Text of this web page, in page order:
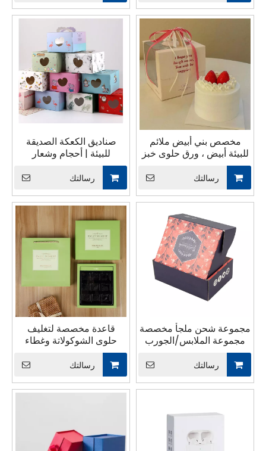
ورقة
صناديق الكعكة الصديقة
للبيئة | أحجام وشعار
مخصص | مورد تغليف الكيك
بالجملة
رسالتك
مخصص بني أبيض ملائم
للبيئة أبيض ، ورق حلوى خبز
بسكويت ، صندوق تعبئة
كعكة حلوة مع مقبض خفي
رسالتك
قاعدة مخصصة لتغليف
حلوى الشوكولاتة وغطاء
هدايا على طراز الغطاء
التخلص من التغليف الأطعمة
رسالتك
مجموعة شحن ملجأ مخصصة
مجموعة الملابس/الجورب
تصميم شعار شعار الساخنة
ختم الختم رقائق تخزين
رسالتك